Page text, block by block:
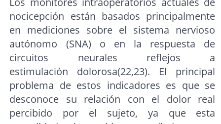
nocicepción están basados principalmente
en mediciones sobre el sistema nervioso
autónomo (SNA) o en la respuesta de
circuitos neurales reflejos a
estimulación dolorosa(22,23). El principal
problema de estos indicadores es que se
desconoce su relación con el dolor real
percibido por el sujeto, ya que esta